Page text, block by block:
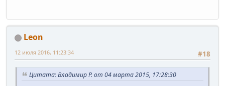
Leon
#18
12 июля 2016, 11:23:34
Цитата: Владимир Р. от 04 марта 2015, 17:28:30